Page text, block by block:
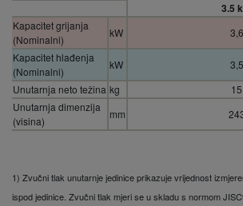
3.5
Kapacitet grijanja
(Nominalni)
kW
3,6
Kapacitet hlađenja
(Nominalni)
kW
3,5
Unutarnja neto težina kg
15
Unutarnja dimenzija
(visina)
mm
1) Zvučni tlak unutarnje jedinice prikazuje vrijednost
ispod jedinice. Zvučni tlak mjeri se u skladu s normom